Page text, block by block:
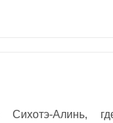
Алинь,